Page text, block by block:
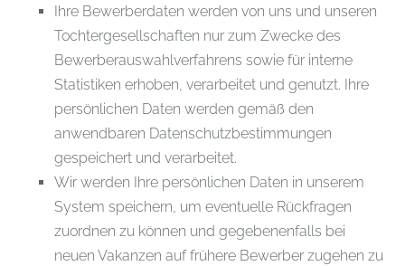
Ihre Bewerberdaten werden von uns und unseren
Tochtergesellschaften nur zum Zwecke des
Bewerberauswahlverfahrens sowie für interne
Statistiken erhoben, verarbeitet und genutzt. Ihre
persönlichen Daten werden gemäß den
anwendbaren Datenschutzbestimmungen
gespeichert und verarbeitet.
Wir werden Ihre persönlichen Daten in unserem
System speichern, um eventuelle Rückfragen
zuordnen zu können und gegebenenfalls bei
neuen Vakanzen auf frühere Bewerber zugehen zu